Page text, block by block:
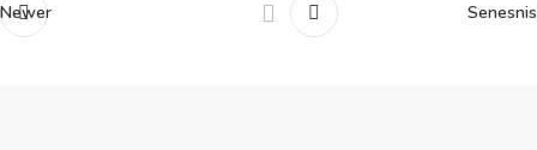
Newer Senesnis